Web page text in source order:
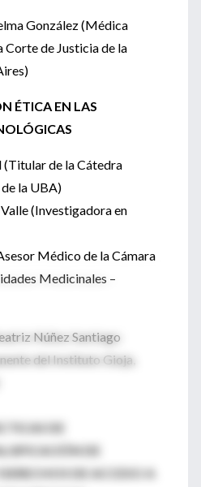
González (Médica
Corte de Justicia de la
ÉTICA EN LAS
(Titular de la Cátedra
la UBA)
(Investigadora en
Médico de la Cámara
Medicinales –
Núñez Santiago
del Instituto Gioja,
DE
DE
DE ACCESO A